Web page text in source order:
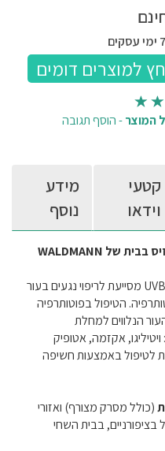
המוצר-הוסף תגובה
קטעי
וידאו
מידע
נוסף
של WALDMANN
UVB מסייעת לריפוי נגעים בעור
הטיפול בפוטותרפיה
הנלווים למחלת
אקזמה, אטופיק
לטיפול באמצעות חשיפה
(כולל מסרק מצורף) ואזורי
בציפורניים, בבית השחי